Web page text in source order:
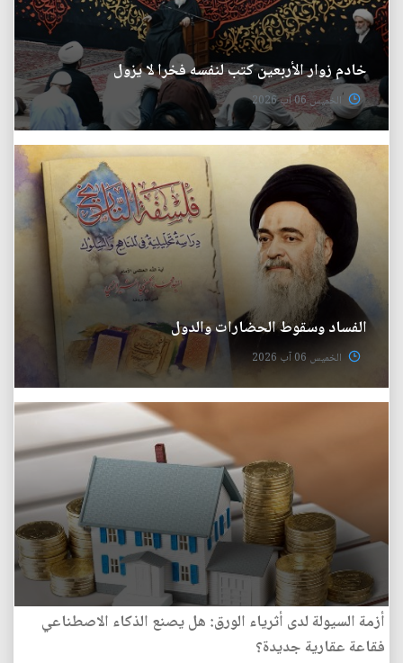
خادم زوار الأربعين كتب لنفسه فخرا لا يزول
الخميس 06 آب 2026
الفساد وسقوط الحضارات والدول
الخميس 06 آب 2026
أزمة السيولة لدى أثرياء الورق: هل يصنع الذكاء الاصطناعي
فقاعة عقارية جديدة؟